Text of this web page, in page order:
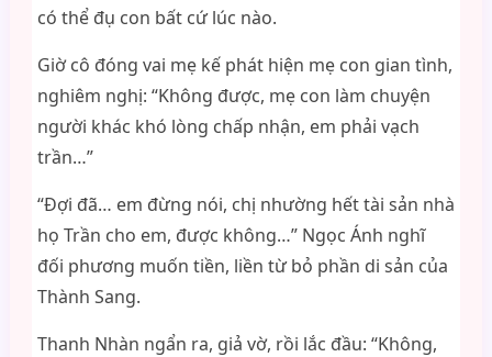
có thể đụ con bất cứ lúc nào.
Giờ cô đóng vai mẹ kế phát hiện mẹ con gian tình,
nghiêm nghị: “Không được, mẹ con làm chuyện
người khác khó lòng chấp nhận, em phải vạch
trần…”
“Đợi đã… em đừng nói, chị nhường hết tài sản nhà
họ Trần cho em, được không…” Ngọc Ánh nghĩ
đối phương muốn tiền, liền từ bỏ phần di sản của
Thành Sang.
Thanh Nhàn ngẩn ra, giả vờ, rồi lắc đầu: “Không,